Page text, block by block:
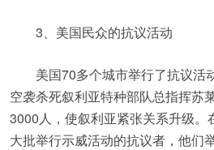
3、美国民众的抗议活动
美国70多个城市举行了抗议活
空袭杀死叙利亚特种部队总指挥苏
3000人，使叙利亚紧张关系升级。
大批举行示威活动的抗议者，他们